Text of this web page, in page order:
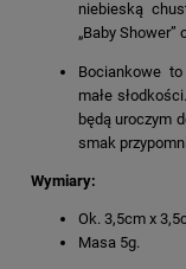
niebieską
„Baby
Bociankowe
małe
będą uroczym
smak
Wymiary:
Ok. 3,5cm x
Masa 5g.